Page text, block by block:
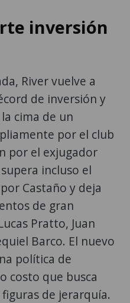
inversión
River vuelve a
de inversión y
cima de un
por el club
por el exjugador
incluso el
Castaño y deja
de gran
Pratto, Juan
Barco. El nuevo
política de
costo que busca
de jerarquía.